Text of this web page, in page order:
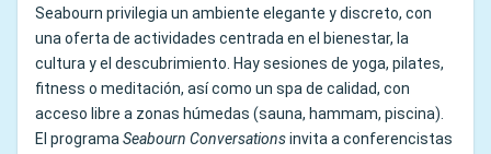
Seabourn privilegia un ambiente elegante y discreto, con
una oferta de actividades centrada en el bienestar, la
cultura y el descubrimiento. Hay sesiones de yoga, pilates,
fitness o meditación, así como un spa de calidad, con
acceso libre a zonas húmedas (sauna, hammam, piscina).
El programaSeabourn Conversationsinvita a conferencistas